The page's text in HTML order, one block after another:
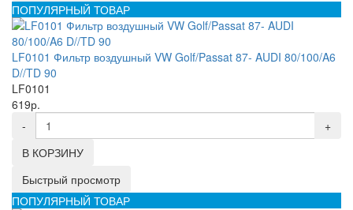
ПОПУЛЯРНЫЙ ТОВАР
LF0101 Фильтр воздушный VW Golf/Passat 87- AUDI 80/100/A6
D//TD 90
LF0101
619р.
-
+
В КОРЗИНУ
Быстрый просмотр
ПОПУЛЯРНЫЙ ТОВАР